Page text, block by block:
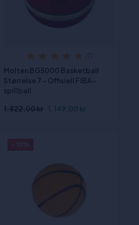
Molten BG5000 Basketball
Størrelse 7 - Offisiell FIBA-
spillball
1.822,00 kr 1.149,00 kr